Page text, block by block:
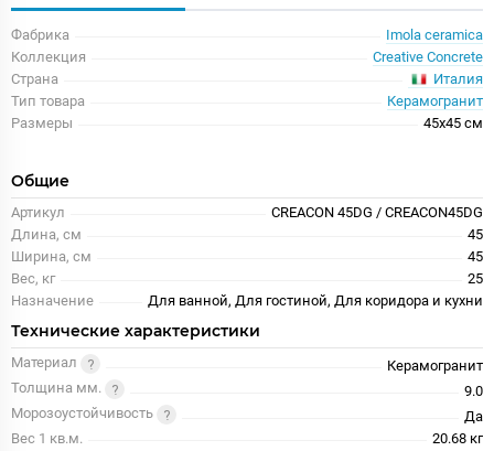
Фабрика
Imola ceramica
Коллекция
Creative Concrete
Страна
Италия
Тип товара
Керамогранит
Размеры
45x45 см
Общие
Артикул
CREACON 45DG / CREACON45DG
Длина, см
45
Ширина, см
45
Вес, кг
25
Назначение
Для ванной, Для гостиной, Для коридора и кухни
Технические характеристики
Материал
Керамогранит
Толщина мм.
9.0
Морозоустойчивость
Да
Вес 1 кв.м.
20.68 кг